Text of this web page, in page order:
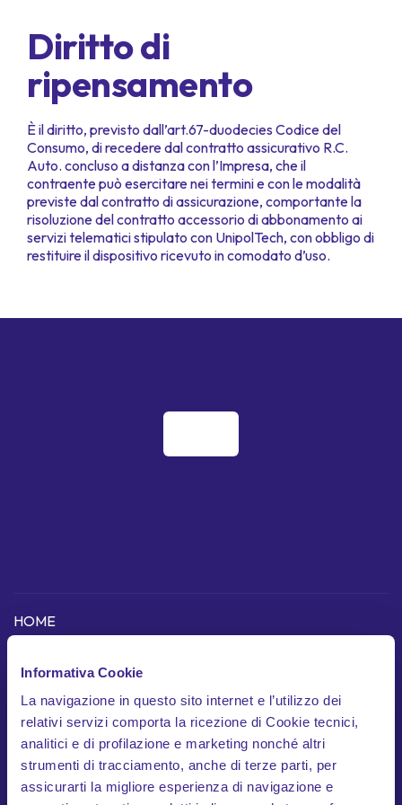
Informativa Cookie
La navigazione in questo sito internet e l’utilizzo dei
relativi servizi comporta la ricezione di Cookie tecnici,
analitici e di profilazione e marketing nonché altri
strumenti di tracciamento, anche di terze parti, per
assicurarti la migliore esperienza di navigazione e
Diritto di
ripensamento
È il diritto, previsto dall’art.67-duodecies Codice del
Consumo, di recedere dal contratto assicurativo R.C.
Auto. concluso a distanza con l’Impresa, che il
contraente può esercitare nei termini e con le modalità
previste dal contratto di assicurazione, comportante la
risoluzione del contratto accessorio di abbonamento ai
servizi telematici stipulato con UnipolTech, con obbligo di
restituire il dispositivo ricevuto in comodato d’uso.
HOME
COME FUNZIONA
Scopri l'app
Dispositivo telematico
In cosa siamo unici